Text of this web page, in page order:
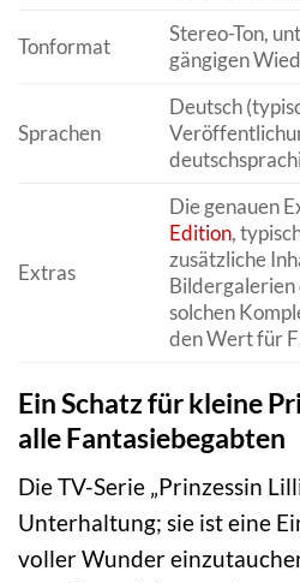
Tonformat
Stereo-Ton,
gängigen
Sprachen
Deutsch
Extras
Die genauen
Edition,
zusätzliche
Bildergalerien
solchen
den Wert für
Ein Schatz für kleine
alle Fantasiebegabten
Die TV-Serie „Prinzessin
Unterhaltung; sie ist eine
voller Wunder